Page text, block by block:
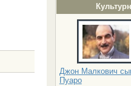
Джон Малкович
Пуаро